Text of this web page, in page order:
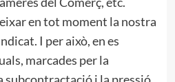
en tot moment la nostra
I per això, en es
marcades per la